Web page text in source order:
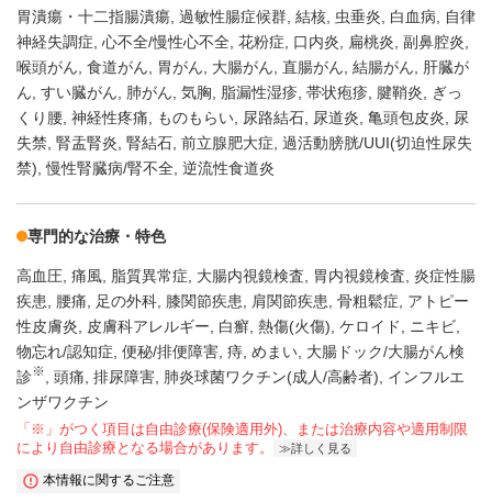
胃潰瘍・十二指腸潰瘍 過敏性腸症候群 結核 虫垂炎 白血病
自律
神経失調症 心不全/慢性心不全 花粉症 口内炎 扁桃炎 副鼻腔炎
喉頭がん 食道がん 胃がん 大腸がん 直腸がん 結腸がん
肝臓が
ん すい臓がん 肺がん 気胸 脂漏性湿疹 帯状疱疹 腱鞘炎
ぎっ
くり腰 神経性疼痛 ものもらい 尿路結石 尿道炎 亀頭包皮炎
尿
失禁 腎盂腎炎 腎結石 前立腺肥大症 過活動膀胱/UUI(切迫性尿失
禁) 慢性腎臓病/腎不全 逆流性食道炎
専門的な治療・特色
高血圧 痛風 脂質異常症 大腸内視鏡検査 胃内視鏡検査 炎症性腸
疾患
腰痛 足の外科 膝関節疾患 肩関節疾患 骨粗鬆症
アトピー
性皮膚炎
皮膚科アレルギー 白癬 熱傷(火傷) ケロイド
ニキビ
物忘れ/認知症 便秘/排便障害 痔 めまい 大腸ドック/大腸がん検
診※ 頭痛 排尿障害 肺炎球菌ワクチン(成人/高齢者)
インフルエ
ンザワクチン
「※」がつく項目は自由診療(保険適用外)、または治療内容や適用制限
により自由診療となる場合があります。
詳しく見る
本情報に関するご注意